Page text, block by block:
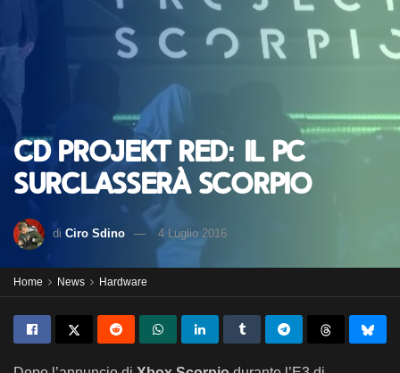
CD Projekt RED: il PC
surclasserà Scorpio
di Ciro Sdino 4 Luglio 2016
Home News Hardware